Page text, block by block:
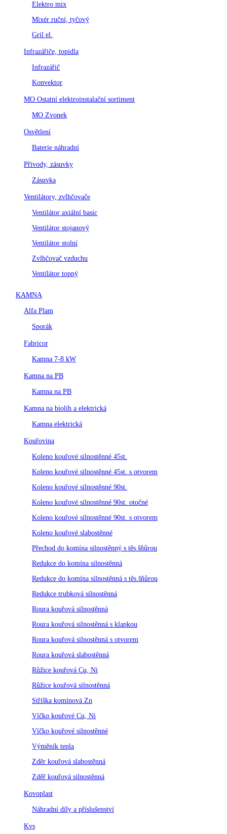
Elektro mix
Mixér ruční, tyčový
Gril el.
Infrazářiče, topidla
Infrazářič
Konvektor
MO Ostatní elektroinstalační sortiment
MO Zvonek
Osvětlení
Baterie náhradní
Přívody, zásuvky
Zásuvka
Ventilátory, zvlhčovače
Ventilátor axiální basic
Ventilátor stojanový
Ventilátor stolní
Zvlhčovač vzduchu
Ventilátor topný
KAMNA
Alfa Plam
Sporák
Fabricor
Kamna 7-8 kW
Kamna na PB
Kamna na PB
Kamna na biolíh a elektrická
Kamna elektrická
Kouřovina
Koleno kouřové silnostěnné 45st.
Koleno kouřové silnostěnné 45st. s otvorem
Koleno kouřové silnostěnné 90st.
Koleno kouřové silnostěnné 90st. otočné
Koleno kouřové silnostěnné 90st. s otvorem
Koleno kouřové slabostěnné
Přechod do komína silnostěnný s těs.šňůrou
Redukce do komína silnostěnná
Redukce do komína silnostěnná s těs.šňůrou
Redukce trubková silnostěnná
Roura kouřová silnostěnná
Roura kouřová silnostěnná s klapkou
Roura kouřová silnostěnná s otvorem
Roura kouřová slabostěnná
Růžice kouřová Cu, Ni
Růžice kouřová silnostěnná
Stříška komínová Zn
Víčko kouřové Cu, Ni
Víčko kouřové silnostěnné
Výměník tepla
Zděr kouřová slabostěnná
Zděř kouřová silnostěnná
Kovoplast
Náhradní díly a příslušenství
Kvs